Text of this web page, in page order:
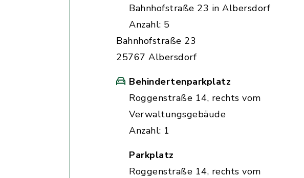
Bahnhofstraße 23 in Albersdorf
Anzahl: 5
Bahnhofstraße 23
25767 Albersdorf
Behindertenparkplatz
Roggenstraße 14, rechts vom
Verwaltungsgebäude
Anzahl: 1
Parkplatz
Roggenstraße 14, rechts vom